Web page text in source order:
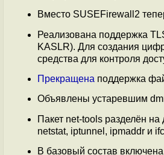
Вместо SUSEFirewall2
Реализована поддержка
KASLR). Для создания
средства для контроля
Прекращена поддержка
Объявлены устаревшим
Пакет net-tools разделён
netstat, iptunnel, ipmaddr и
В базовый состав